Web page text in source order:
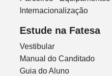
Internacionalização
Estude na Fatesa
Vestibular
Manual do Canditado
Guia do Aluno